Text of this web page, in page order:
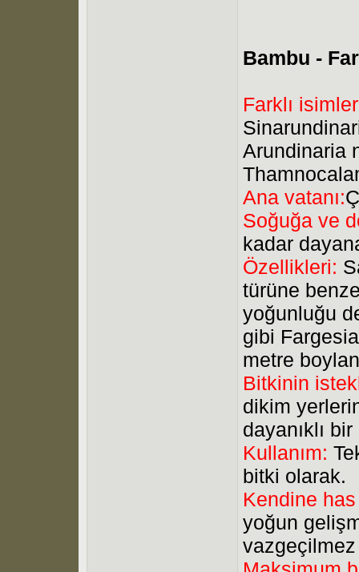
Bambu -
Farklı
Arundinaria
Ana vatanı:
Soğuğa ve
kadar
Özellikleri:
türüne
yoğunluğu
gibi
metre
Bitkinin
dikim
dayanıklı
Kullanım:
bitki olarak.
Kendine
yoğun
vazgeçilmez